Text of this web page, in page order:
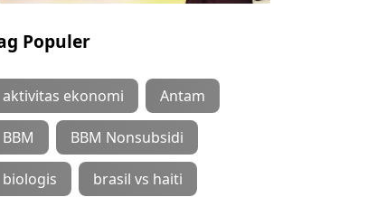
Populer
aktivitas ekonomi Antam
BBM BBM Nonsubsidi
biologis brasil vs haiti